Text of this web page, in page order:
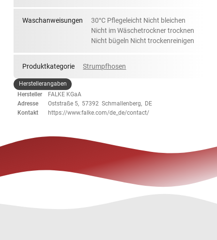
Waschanweisungen
30°C Pflegeleicht Nicht bleichen
Nicht im Wäschetrockner trocknen
Nicht bügeln Nicht trockenreinigen
Produktkategorie Strumpfhosen
Herstellerangaben
Hersteller
FALKE KGaA
Adresse
Oststraße 5, 57392 Schmallenberg, DE
Kontakt
https://www.falke.com/de_de/contact/